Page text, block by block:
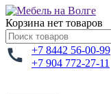
Корзина нет товаров
+7 8442 56-00-99
+7 904 772-27-11